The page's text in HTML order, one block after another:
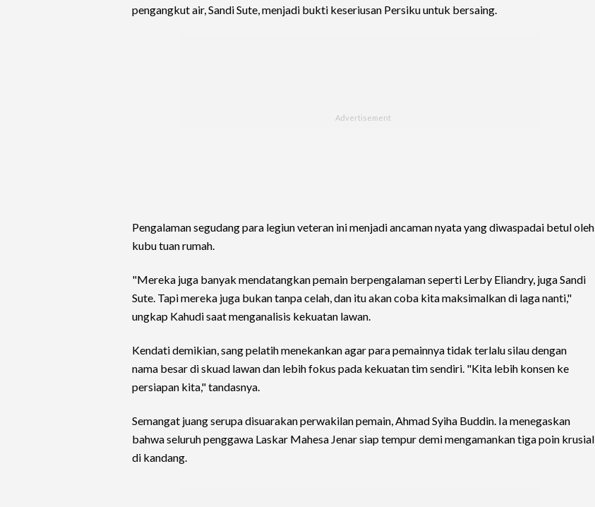
pengangkut air, Sandi Sute, menjadi bukti keseriusan Persiku untuk bersaing.
Pengalaman segudang para legiun veteran ini menjadi ancaman nyata yang diwaspadai betul oleh
kubu tuan rumah.
"Mereka juga banyak mendatangkan pemain berpengalaman seperti Lerby Eliandry, juga Sandi
Sute. Tapi mereka juga bukan tanpa celah, dan itu akan coba kita maksimalkan di laga nanti,"
ungkap Kahudi saat menganalisis kekuatan lawan.
Kendati demikian, sang pelatih menekankan agar para pemainnya tidak terlalu silau dengan
nama besar di skuad lawan dan lebih fokus pada kekuatan tim sendiri. "Kita lebih konsen ke
persiapan kita," tandasnya.
Semangat juang serupa disuarakan perwakilan pemain, Ahmad Syiha Buddin. Ia menegaskan
bahwa seluruh penggawa Laskar Mahesa Jenar siap tempur demi mengamankan tiga poin krusial
di kandang.